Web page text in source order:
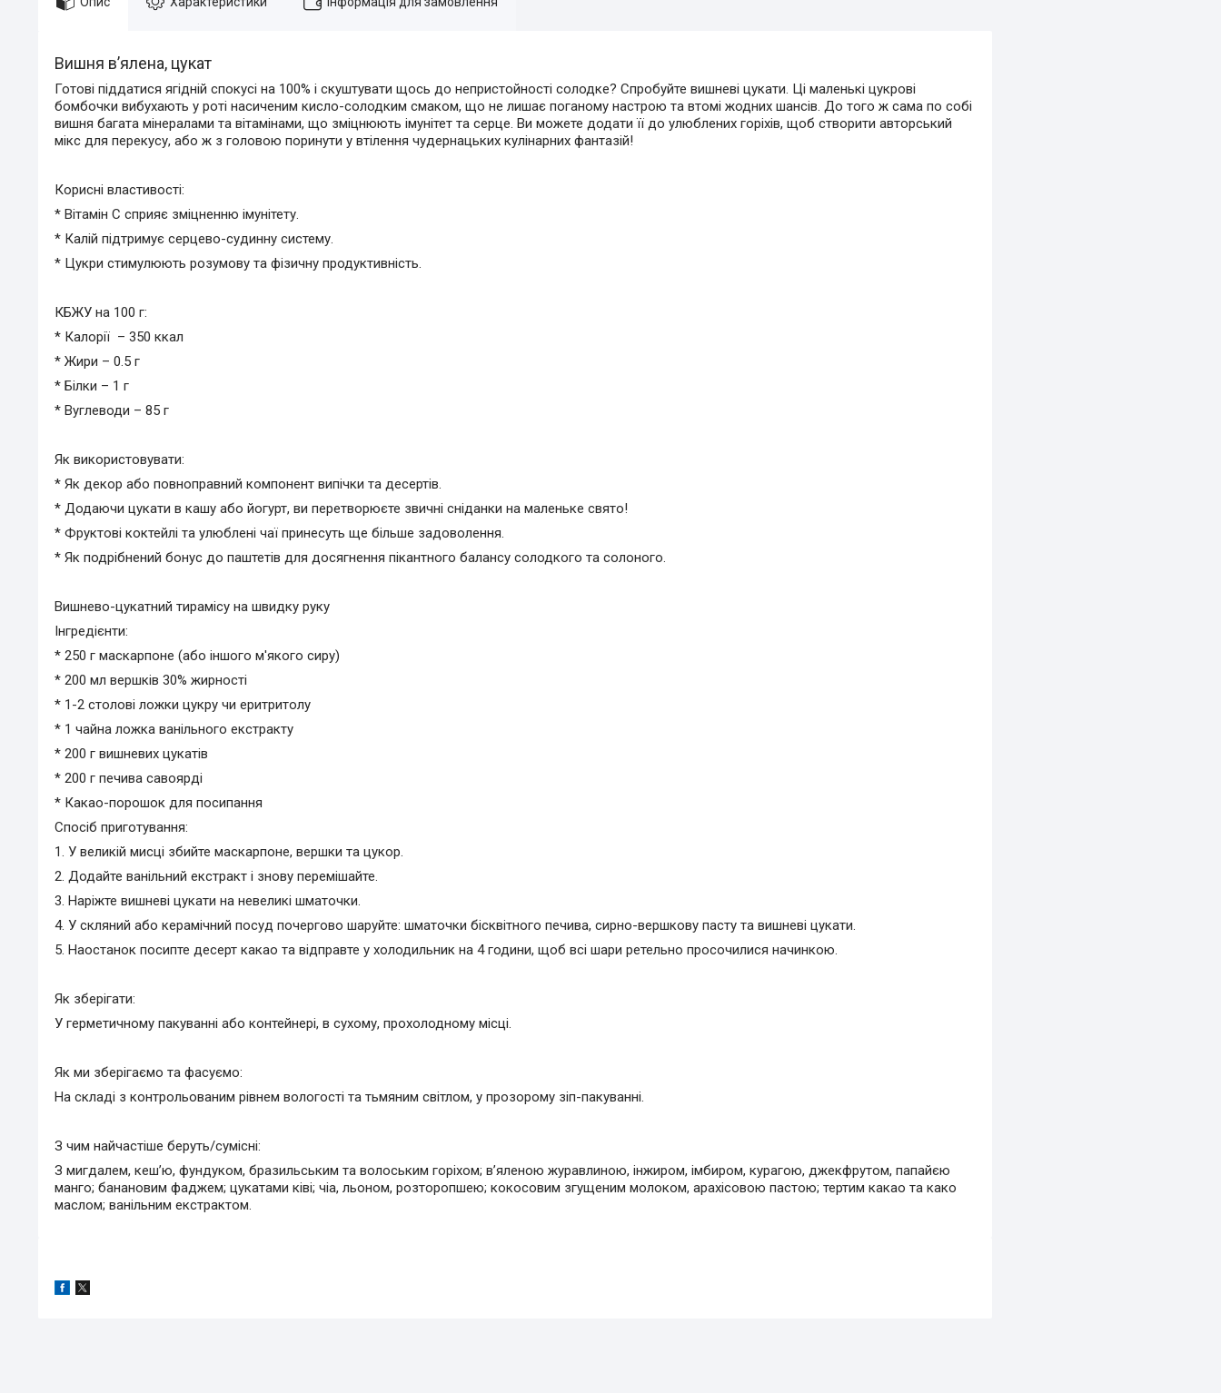
Вишня в’ялена, цукат
Готові піддатися ягідній спокусі на 100% і скуштувати щось до непристойності солодке? Спробуйте вишневі цукати. Ці маленькі цукрові
бомбочки вибухають у роті насиченим кисло-солодким смаком, що не лишає поганому настрою та втомі жодних шансів. До того ж сама по собі
вишня багата мінералами та вітамінами, що зміцнюють імунітет та серце. Ви можете додати її до улюблених горіхів, щоб створити авторський
мікс для перекусу, або ж з головою поринути у втілення чудернацьких кулінарних фантазій!
Корисні властивості:
* Вітамін С сприяє зміцненню імунітету.
* Калій підтримує серцево-судинну систему.
* Цукри стимулюють розумову та фізичну продуктивність.
КБЖУ на 100 г:
* Калорії – 350 ккал
* Жири – 0.5 г
* Білки – 1 г
* Вуглеводи – 85 г
Як використовувати:
* Як декор або повноправний компонент випічки та десертів.
* Додаючи цукати в кашу або йогурт, ви перетворюєте звичні сніданки на маленьке свято!
* Фруктові коктейлі та улюблені чаї принесуть ще більше задоволення.
* Як подрібнений бонус до паштетів для досягнення пікантного балансу солодкого та солоного.
Вишнево-цукатний тирамісу на швидку руку
Інгредієнти:
* 250 г маскарпоне (або іншого м'якого сиру)
* 200 мл вершків 30% жирності
* 1-2 столові ложки цукру чи еритритолу
* 1 чайна ложка ванільного екстракту
* 200 г вишневих цукатів
* 200 г печива савоярді
* Какао-порошок для посипання
Спосіб приготування:
1. У великій мисці збийте маскарпоне, вершки та цукор.
2. Додайте ванільний екстракт і знову перемішайте.
3. Наріжте вишневі цукати на невеликі шматочки.
4. У скляний або керамічний посуд почергово шаруйте: шматочки бісквітного печива, сирно-вершкову пасту та вишневі цукати.
5. Наостанок посипте десерт какао та відправте у холодильник на 4 години, щоб всі шари ретельно просочилися начинкою.
Як зберігати:
У герметичному пакуванні або контейнері, в сухому, прохолодному місці.
Як ми зберігаємо та фасуємо:
На складі з контрольованим рівнем вологості та тьмяним світлом, у прозорому зіп-пакуванні.
З чим найчастіше беруть/cумісні:
З мигдалем, кеш’ю, фундуком, бразильським та волоським горіхом; в’яленою журавлиною, інжиром, імбиром, курагою, джекфрутом, папайєю
манго; банановим фаджем; цукатами ківі; чіа, льоном, розторопшею; кокосовим згущеним молоком, арахісовою пастою; тертим какао та како
маслом; ванільним екстрактом.